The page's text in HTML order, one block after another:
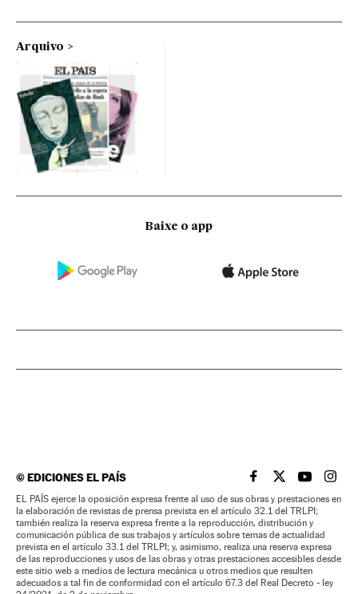
Arquivo
Baixe o app
©EDICIONES EL PAÍS EL PAÍS BRASIL EN
EL PAÍSEL PAÍS
EL
EL PAÍS ejerce la oposición expresa frente al uso de sus obras y prestaciones en
la elaboración de revistas de prensa prevista en el artículo 32.1 del TRLPI;
también realiza la reserva expresa frente a la reproducción, distribución y
comunicación pública de sus trabajos y artículos sobre temas de actualidad
prevista en el artículo 33.1 del TRLPI; y, asimismo, realiza una reserva expresa
de las reproducciones y usos de las obras y otras prestaciones accesibles desde
este sitio web a medios de lectura mecánica u otros medios que resulten
adecuados a tal fin de conformidad con el artículo 67.3 del Real Decreto - ley